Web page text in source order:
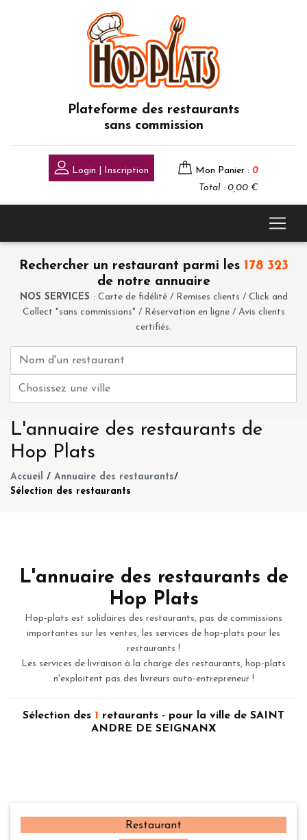
Plateforme des restaurants
sans commission
Login | Inscription Mon Panier : 0
Total : 0,00 €
Rechercher un restaurant parmi les 178 323
de notre annuaire
NOS SERVICES : Carte de fidélité / Remises clients / Click and
Collect "sans commissions" / Réservation en ligne / Avis clients
certifiés.
L'annuaire des restaurants de
Hop Plats
Accueil / Annuaire des restaurants/
Sélection des restaurants
L'annuaire des restaurants de
Hop Plats
Hop-plats est solidaires des restaurants, pas de commissions
importantes sur les ventes, les services de hop-plats pour les
restaurants !
Les services de livraison à la charge des restaurants, hop-plats
n'exploitent pas des livreurs auto-entrepreneur !
Sélection des 1 retaurants - pour la ville de SAINT
ANDRE DE SEIGNANX
Restaurant